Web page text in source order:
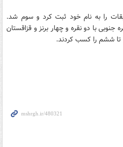
را به نام خود ثبت کرد و سوم شد.
جنوبی با دو نقره و چهار برنز و قزاقستان
تا ششم را کسب کردند.